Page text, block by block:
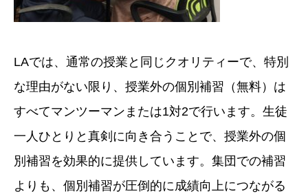
LAでは、通常の授業と同じクオリティーで、特別
な理由がない限り、授業外の個別補習（無料）は
すべてマンツーマンまたは1対2で行います。生徒
一人ひとりと真剣に向き合うことで、授業外の個
別補習を効果的に提供しています。集団での補習
よりも、個別補習が圧倒的に成績向上につながる